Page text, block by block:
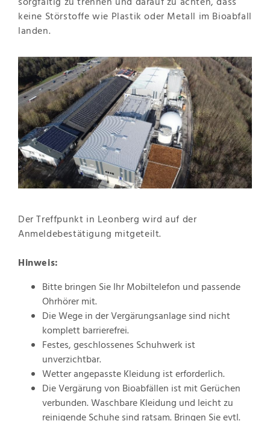
keine Störstoffe wie Plastik oder Metall im Bioabfall
landen.
Der Treffpunkt in Leonberg wird auf der
Anmeldebestätigung mitgeteilt.
Hinweis:
Bitte bringen Sie Ihr Mobiltelefon und passende
Ohrhörer mit.
Die Wege in der Vergärungsanlage sind nicht
komplett barrierefrei.
Festes, geschlossenes Schuhwerk ist
unverzichtbar.
Wetter angepasste Kleidung ist erforderlich.
Die Vergärung von Bioabfällen ist mit Gerüchen
verbunden. Waschbare Kleidung und leicht zu